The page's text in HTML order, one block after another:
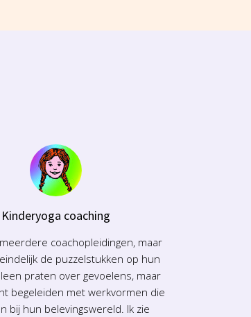
Kinderyoga coaching
coachopleidingen, maar
de puzzelstukken op hun
praten over gevoelens, maar
begeleiden met werkvormen die
bij hun belevingswereld. Ik zie